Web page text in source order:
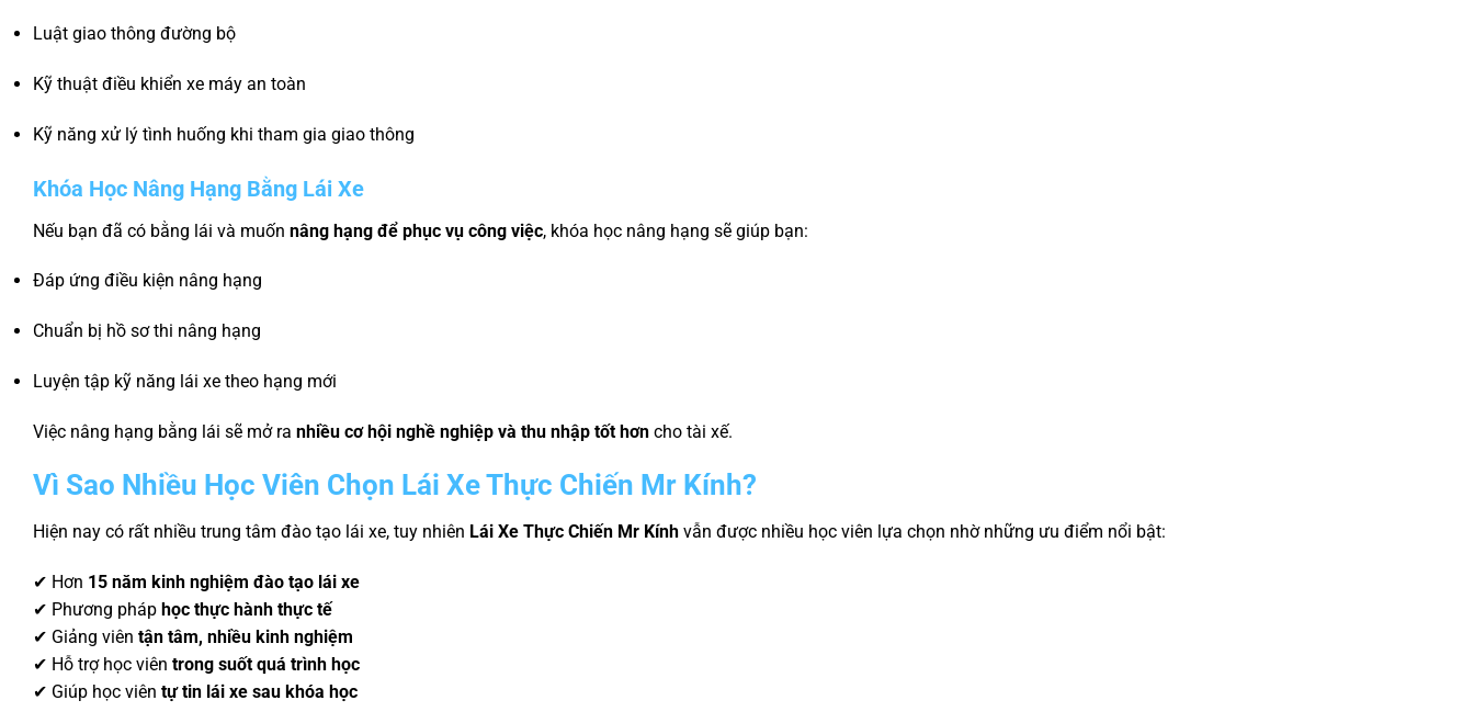
Luật giao thông đường bộ
Kỹ thuật điều khiển xe máy an toàn
Kỹ năng xử lý tình huống khi tham gia giao thông
Khóa Học Nâng Hạng Bằng Lái Xe
Nếu bạn đã có bằng lái và muốn nâng hạng để phục vụ công việc, khóa học nâng hạng sẽ giúp bạn:
Đáp ứng điều kiện nâng hạng
Chuẩn bị hồ sơ thi nâng hạng
Luyện tập kỹ năng lái xe theo hạng mới
Việc nâng hạng bằng lái sẽ mở ra nhiều cơ hội nghề nghiệp và thu nhập tốt hơn cho tài xế.
Vì Sao Nhiều Học Viên Chọn Lái Xe Thực Chiến Mr Kính?
Hiện nay có rất nhiều trung tâm đào tạo lái xe, tuy nhiên Lái Xe Thực Chiến Mr Kính vẫn được nhiều học viên lựa chọn nhờ những ưu điểm nổi bật:
✔ Hơn 15 năm kinh nghiệm đào tạo lái xe
✔ Phương pháp học thực hành thực tế
✔ Giảng viên tận tâm, nhiều kinh nghiệm
✔ Hỗ trợ học viên trong suốt quá trình học
✔ Giúp học viên tự tin lái xe sau khóa học